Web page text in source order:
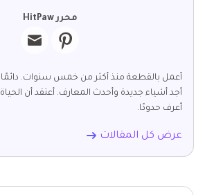
محرر HitPaw
أعمل بالقطعة منذ أكثر من خمس سنوات. دائمًا
أجد أشياء جديدة وأحدث المعارف. أعتقد أن
أعرف حدودًا.
عرض كل المقالات